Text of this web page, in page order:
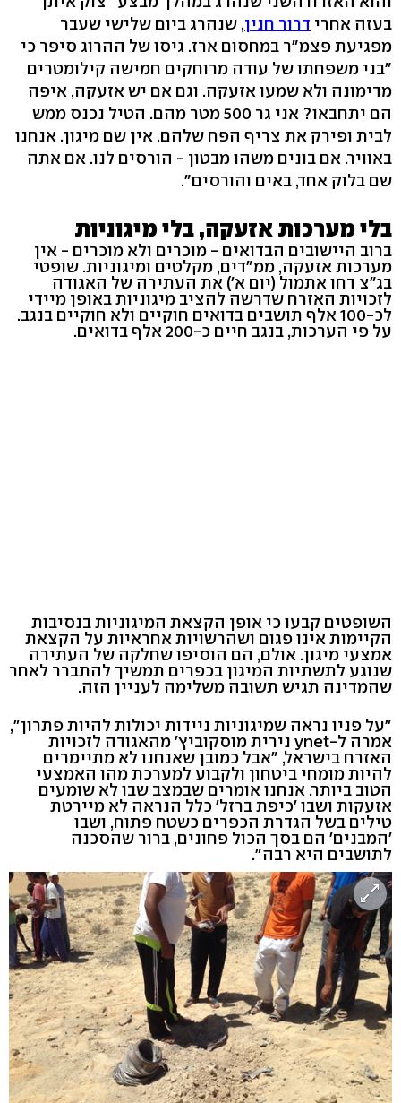
בעזה אחרי דרור חנין, שנהרג ביום שלישי שעבר
מפגיעת פצמ"ר במחסום ארז. גיסו של ההרוג סיפר כי
"בני משפחתו של עודה מרוחקים חמישה קילומטרים
מדימונה ולא שמעו אזעקה. וגם אם יש אזעקה, איפה
הם יתחבאו? אני גר 500 מטר מהם. הטיל נכנס ממש
לבית ופירק את צריף הפח שלהם. אין שם מיגון. אנחנו
באוויר. אם בונים משהו מבטון - הורסים לנו. אם אתה
שם בלוק אחד, באים והורסים".
בלי מערכות אזעקה, בלי מיגוניות
ברוב היישובים הבדואים - מוכרים ולא מוכרים - אין
מערכות אזעקה, ממ"דים, מקלטים ומיגוניות. שופטי
בג"צ דחו אתמול (יום א') את העתירה של האגודה
לזכויות האזרח שדרשה להציב מיגוניות באופן מיידי
לכ-100 אלף תושבים בדואים חוקיים ולא חוקיים בנגב.
על פי הערכות, בנגב חיים כ-200 אלף בדואים.
השופטים קבעו כי אופן הקצאת המיגוניות בנסיבות
הקיימות אינו פגום ושהרשויות אחראיות על הקצאת
אמצעי מיגון. אולם, הם הוסיפו שחלקה של העתירה
שנוגע לתשתיות המיגון בכפרים תמשיך להתברר לאחר
שהמדינה תגיש תשובה משלימה לעניין הזה.
"על פניו נראה שמיגוניות ניידות יכולות להיות פתרון",
אמרה ל-ynet נירית מוסקוביץ' מהאגודה לזכויות
האזרח בישראל, "אבל כמובן שאנחנו לא מתיימרים
להיות מומחי ביטחון ולקבוע למערכת מהו האמצעי
הטוב ביותר. אנחנו אומרים שבמצב שבו לא שומעים
אזעקות ושבו 'כיפת ברזל' כלל הנראה לא מיירטת
טילים בשל הגדרת הכפרים כשטח פתוח, ושבו
'המבנים' הם בסך הכול פחונים, ברור שהסכנה
לתושבים היא רבה".